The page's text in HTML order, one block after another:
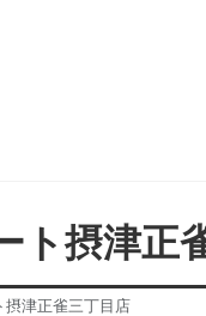
ト摂津正
摂津正雀三丁目店